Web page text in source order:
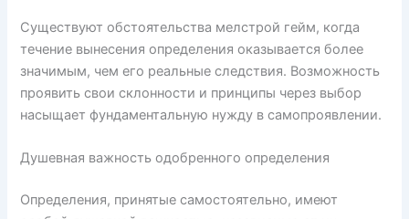
Существуют обстоятельства мелстрой гейм, когда
течение вынесения определения оказывается более
значимым, чем его реальные следствия. Возможность
проявить свои склонности и принципы через выбор
насыщает фундаментальную нужду в самопроявлении.
Душевная важность одобренного определения
Определения, принятые самостоятельно, имеют